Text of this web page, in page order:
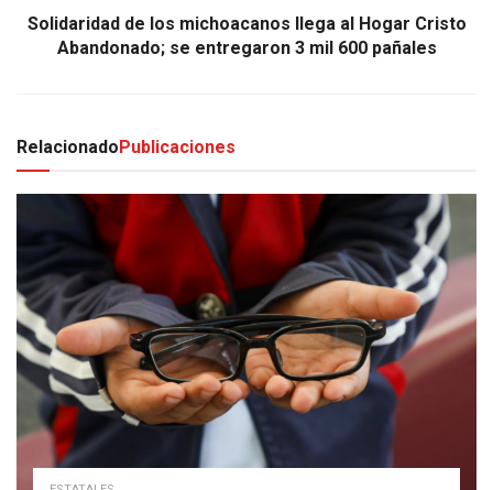
Solidaridad de los michoacanos llega al Hogar Cristo
Abandonado; se entregaron 3 mil 600 pañales
RelacionadoPublicaciones